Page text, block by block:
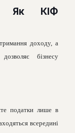
Як КІФ
доходу, а
бізнесу
податки лише в
всередині